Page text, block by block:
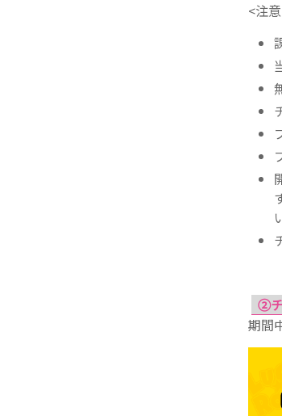
<注
②
期間